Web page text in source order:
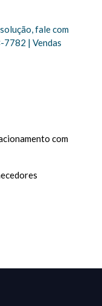
fale com
| Vendas
com